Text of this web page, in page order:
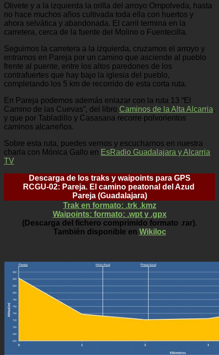
Olivete y a la izquierda la orilla del arroyo Ompolveda, hasta
no hace muchos años cultivada toda ella con huertos y
ahora selvática y abandonada. El carril termina en la
carretera, cerca de la fuente del Molino o Fuentecilla.
Seguimos la carretera a la izquierda, cruzamos el arroyo y
entramos en Pareja por un camino que asciende al pueblo
frente al puente, entre los altos paredones de los
contrafuertes que hay bajo la iglesia del pueblo,
completando los 5 km de recorrido de esta corta ruta.
En Pareja podemos además enlazar con la ruta 13 “El
Camino de las Cuevas”, del libro Caminos de la Alta Alcarria,
y que por Tabladillo y Casasana recorre polvorientos
caminos alcarreños.
Sobre esta ruta, puedes vernos y escucharnos en nuestra
charla con Mónica Gallo en EsRadio Guadalajara y Alcarria
TV
Descarga de los traks y waipoints para GPS
RCGU-02: Pareja. El camino peatonal del Azud
Pareja (Guadalajara)
Trak en formato: .trk .kmz
Waipoints: formato: .wpt y .gpx
(Descarga del fichero comprimido formato .rar).
También disponible en Wikiloc